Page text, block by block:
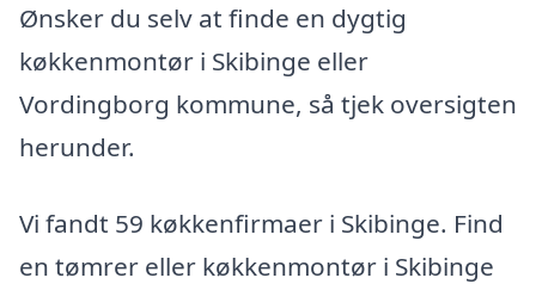
Ønsker du selv at finde en dygtig
køkkenmontør i Skibinge eller
Vordingborg kommune, så tjek oversigten
herunder.
Vi fandt 59 køkkenfirmaer i Skibinge. Find
en tømrer eller køkkenmontør i Skibinge